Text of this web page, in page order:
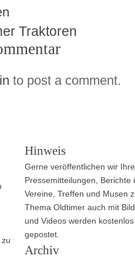
Traktoren
to post a comment.
zu
Hinweis
Gerne veröffentlichen wir Ihre
Pressemitteilungen, Berichte
Vereine, Treffen und Musen
Thema Oldtimer auch mit
und Videos werden kostenlos
gepostet.
Archiv